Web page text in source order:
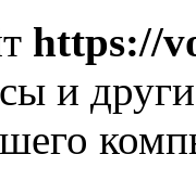
https://
и